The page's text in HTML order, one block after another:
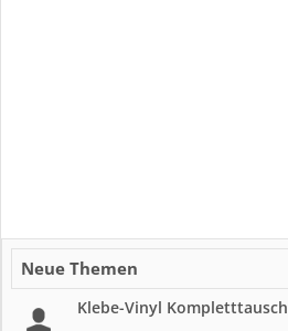
Neue Themen
Klebe-Vinyl Kompletttausch